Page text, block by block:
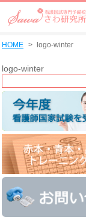
HOME logo-winter
logo-winter